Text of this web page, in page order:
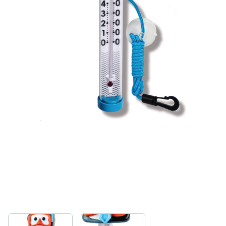
Атракціони для відпочинку
Підйомники для басейнів